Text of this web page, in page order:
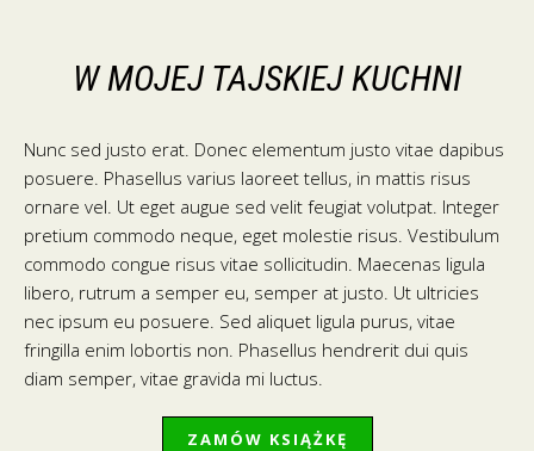
W MOJEJ TAJSKIEJ KUCHNI
Nunc sed justo erat. Donec elementum justo vitae dapibus
posuere. Phasellus varius laoreet tellus, in mattis risus
ornare vel. Ut eget augue sed velit feugiat volutpat. Integer
pretium commodo neque, eget molestie risus. Vestibulum
commodo congue risus vitae sollicitudin. Maecenas ligula
libero, rutrum a semper eu, semper at justo. Ut ultricies
nec ipsum eu posuere. Sed aliquet ligula purus, vitae
fringilla enim lobortis non. Phasellus hendrerit dui quis
diam semper, vitae gravida mi luctus.
ZAMÓW KSIĄŻKĘ